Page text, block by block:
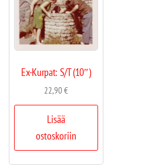
Ex-Kurpat: S/T (10″)
22,90€
Lisää
ostoskoriin